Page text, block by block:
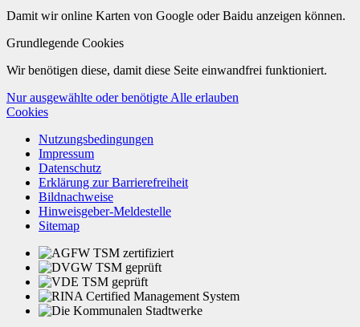
Damit wir online Karten von Google oder Baidu anzeigen können.
Grundlegende Cookies
Wir benötigen diese, damit diese Seite einwandfrei funktioniert.
Nur ausgewählte oder benötigte Alle erlauben
Cookies
Nutzungsbedingungen
Impressum
Datenschutz
Erklärung zur Barrierefreiheit
Bildnachweise
Hinweisgeber-Meldestelle
Sitemap